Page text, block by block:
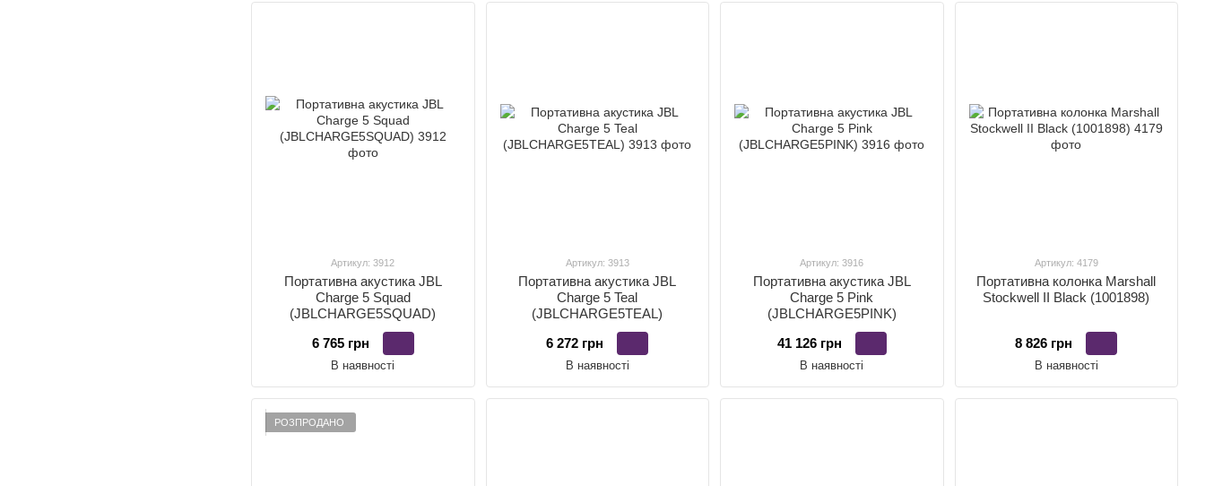
Артикул: 3912
Портативна акустика JBL
Charge 5 Squad
(JBLCHARGE5SQUAD)
6 765 грн
В наявності
Артикул: 3913
Портативна акустика JBL
Charge 5 Teal
(JBLCHARGE5TEAL)
6 272 грн
В наявності
Артикул: 3916
Портативна акустика JBL
Charge 5 Pink
(JBLCHARGE5PINK)
41 126 грн
В наявності
Артикул: 4179
Портативна колонка Marshall
Stockwell II Black (1001898)
8 826 грн
В наявності
РОЗПРОДАНО